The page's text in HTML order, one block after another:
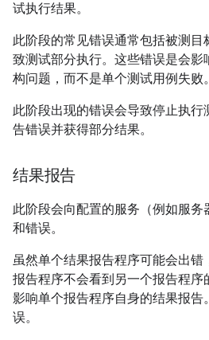
试执行结果。
此阶段的常见错误通常包括被测目
致测试部分执行。这些错误是会影
构问题，而不是单个测试用例失败。
此阶段出现的错误会导致停止执
告错误并获得部分结果。
结果报告
此阶段会向配置的服务（例如服
和错误。
虽然单个结果报告程序可能会出错
报告程序不会看到另一个报告程序
影响单个报告程序自身的结果报
误。